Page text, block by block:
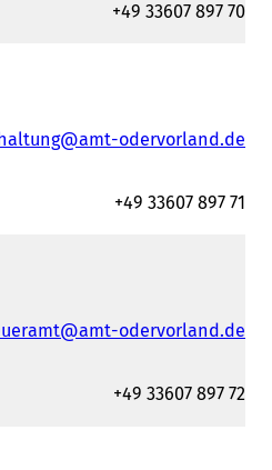
+49 33607 897 70
odervorland.de
+49 33607 897 71
odervorland.de
+49 33607 897 72